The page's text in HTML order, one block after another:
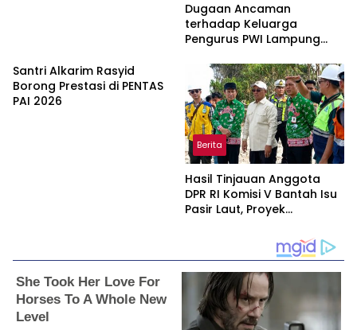
Dugaan Ancaman
terhadap Keluarga
Pengurus PWI Lampung
Jurnalis
Santri Alkarim Rasyid
Borong Prestasi di PENTAS
PAI 2026
Berita
Hasil Tinjauan Anggota
DPR RI Komisi V Bantah Isu
Pasir Laut, Proyek
Sejati Dipastikan Sesuai